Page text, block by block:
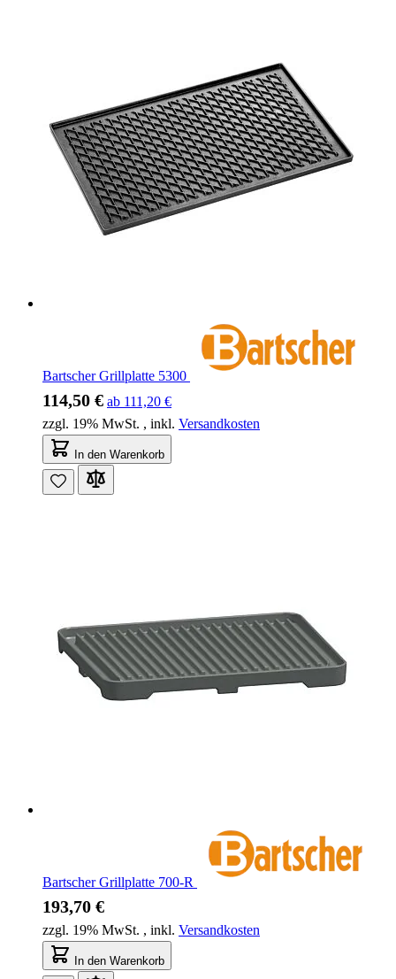
Bartscher Grillplatte 5300
114,50 € ab 111,20 €
zzgl. 19% MwSt. , inkl. Versandkosten
In den Warenkorb
Bartscher Grillplatte 700-R
193,70 €
zzgl. 19% MwSt. , inkl. Versandkosten
In den Warenkorb